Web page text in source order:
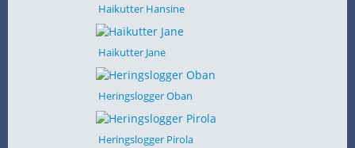
Haikutter Hansine
Haikutter Jane
Heringslogger Oban
Heringslogger Pirola